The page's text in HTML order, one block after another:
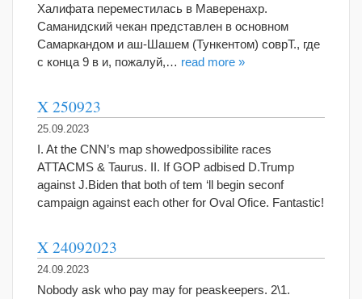
Халифата переместилась в Маверенахр.
Саманидский чекан представлен в основном
Самаркандом и аш-Шашем (Тункентом) соврТ., где
с конца 9 в и, пожалуй,… read more »
X 250923
25.09.2023
I. At the CNN’s map showedpossibilite races
ATTACMS & Taurus. II. If GOP adbised D.Trump
against J.Biden that both of tem ‘ll begin seconf
campaign against each other for Oval Ofice. Fantastic!
X 24092023
24.09.2023
Nobody ask who pay may for peaskeepers. 2\1.